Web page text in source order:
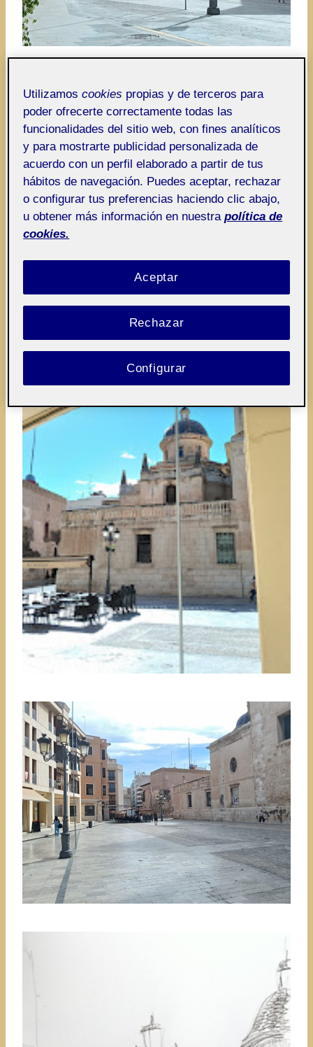
Utilizamoscookies propias y de terceros para
poder ofrecerte correctamente todas las
funcionalidades del sitio web, con fines analíticos
y para mostrarte publicidad personalizada de
acuerdo con un perfil elaborado a partir de tus
hábitos de navegación. Puedes aceptar, rechazar
o configurar tus preferencias haciendo clic abajo,
u obtener más información en nuestra política de
cookies.
Rechazar
Aceptar
Configurar